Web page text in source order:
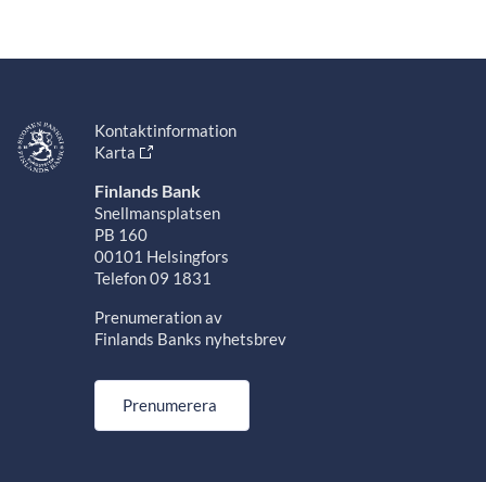
Kontaktinformation
Karta
Finlands Bank
Snellmansplatsen
PB 160
00101 Helsingfors
Telefon 09 1831
Prenumeration av
Finlands Banks nyhetsbrev
Prenumerera